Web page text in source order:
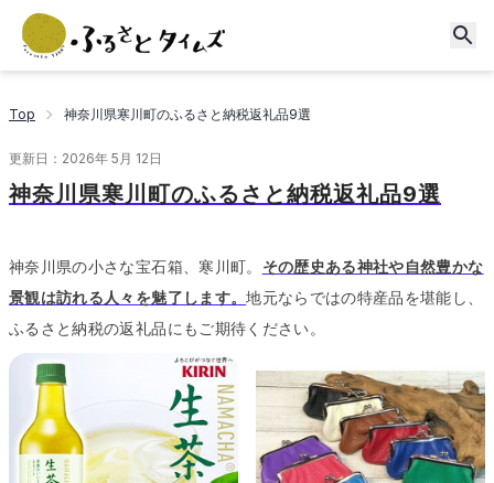
Top 神奈川県寒川町のふるさと納税返礼品9選
更新日： 2026年 5月 12日
神奈川県寒川町のふるさと納税返礼品9選
神奈川県の小さな宝石箱、寒川町。 その歴史ある神社や自然豊かな
景観は訪れる人々を魅了します。地元ならではの特産品を堪能し、
ふるさと納税の返礼品にもご期待ください。